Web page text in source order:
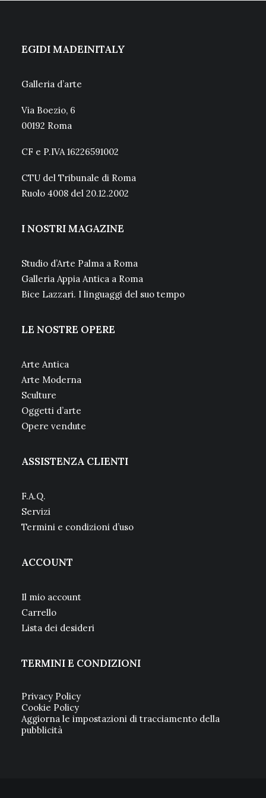
EGIDI MADEINITALY
Galleria d’arte
Via Boezio, 6
00192 Roma
CF e P.IVA 16226591002
CTU del Tribunale di Roma
Ruolo 4008 del 20.12.2002
I NOSTRI MAGAZINE
Studio d’Arte Palma a Roma
Galleria Appia Antica a Roma
Bice Lazzari. I linguaggi del suo tempo
LE NOSTRE OPERE
Arte Antica
Arte Moderna
Sculture
Oggetti d’arte
Opere vendute
ASSISTENZA CLIENTI
F.A.Q.
Servizi
Termini e condizioni d’uso
ACCOUNT
Il mio account
Carrello
Lista dei desideri
TERMINI E CONDIZIONI
Privacy Policy
Cookie Policy
Aggiorna le impostazioni di tracciamento della
pubblicità